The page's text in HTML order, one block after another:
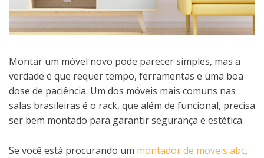
Montar um móvel novo pode parecer simples, mas a
verdade é que requer tempo, ferramentas e uma boa
dose de paciência. Um dos móveis mais comuns nas
salas brasileiras é o rack, que além de funcional, precisa
ser bem montado para garantir segurança e estética.
Se você está procurando um montador de moveis abc,